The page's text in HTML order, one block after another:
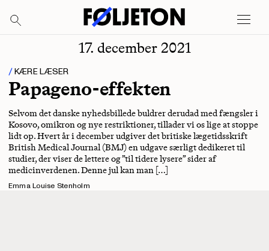
17. december 2021
KÆRE LÆSER
Papageno-effekten
Selvom det danske nyhedsbillede buldrer derudad med fængsler i
Kosovo, omikron og nye restriktioner, tillader vi os lige at stoppe
lidt op. Hvert år i december udgiver det britiske lægetidsskrift
British Medical Journal (BMJ) en udgave særligt dedikeret til
studier, der viser de lettere og ”til tidere lysere” sider af
medicinverdenen. Denne jul kan man […]
Emma Louise Stenholm